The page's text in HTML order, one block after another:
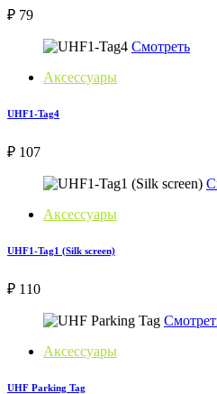
₽ 79
Смотреть
Аксессуары
UHF1-Tag4
₽ 107
Аксессуары
UHF1-Tag1 (Silk screen)
₽ 110
Аксессуары
UHF Parking Tag